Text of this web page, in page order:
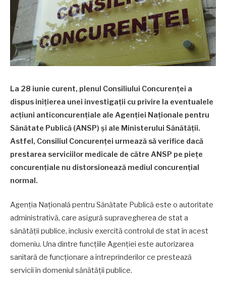
La 28 iunie curent, plenul Consiliului Concurenței a
dispus inițierea unei investigații cu privire la eventualele
acțiuni anticoncurențiale ale Agenției Naționale pentru
Sănătate Publică (ANSP) și ale Ministerului Sănătății.
Astfel, Consiliul Concurenței urmează să verifice dacă
prestarea serviciilor medicale de către ANSP pe piețe
concurențiale nu distorsionează mediul concurențial
normal.
Agenția Națională pentru Sănătate Publică este o autoritate
administrativă, care asigură supravegherea de stat a
sănătăţii publice, inclusiv exercită controlul de stat în acest
domeniu. Una dintre funcțiile Agenției este autorizarea
sanitară de funcționare a întreprinderilor ce prestează
servicii în domeniul sănătății publice.